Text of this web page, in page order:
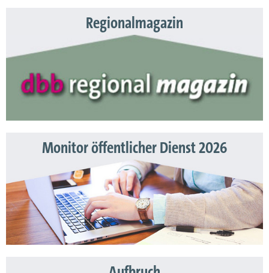
Regionalmagazin
Monitor öffentlicher Dienst 2026